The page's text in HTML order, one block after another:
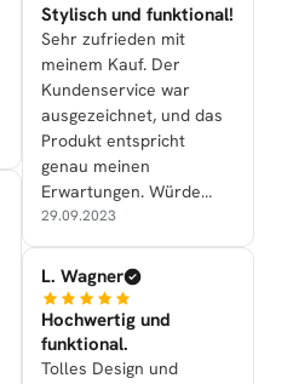
Stylisch und funktional!
Sehr zufrieden mit
meinem Kauf. Der
Kundenservice war
ausgezeichnet, und das
Produkt entspricht
genau meinen
Erwartungen. Würde
definitiv
weiterempfehlen.
29.09.2023
L. Wagner
Hochwertig und
funktional.
Tolles Design und